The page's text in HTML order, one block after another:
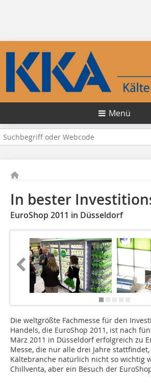
Menü
In bester
EuroShop 2011 in Düsseldorf
Die weltgrößte Fachmesse für den
Handels, die EuroShop 2011, ist nach
März 2011 in Düsseldorf erfolgreich zu
Messe, die nur alle drei Jahre
Kältebranche natürlich nicht so wichtig
Chillventa, aber ein Besuch der